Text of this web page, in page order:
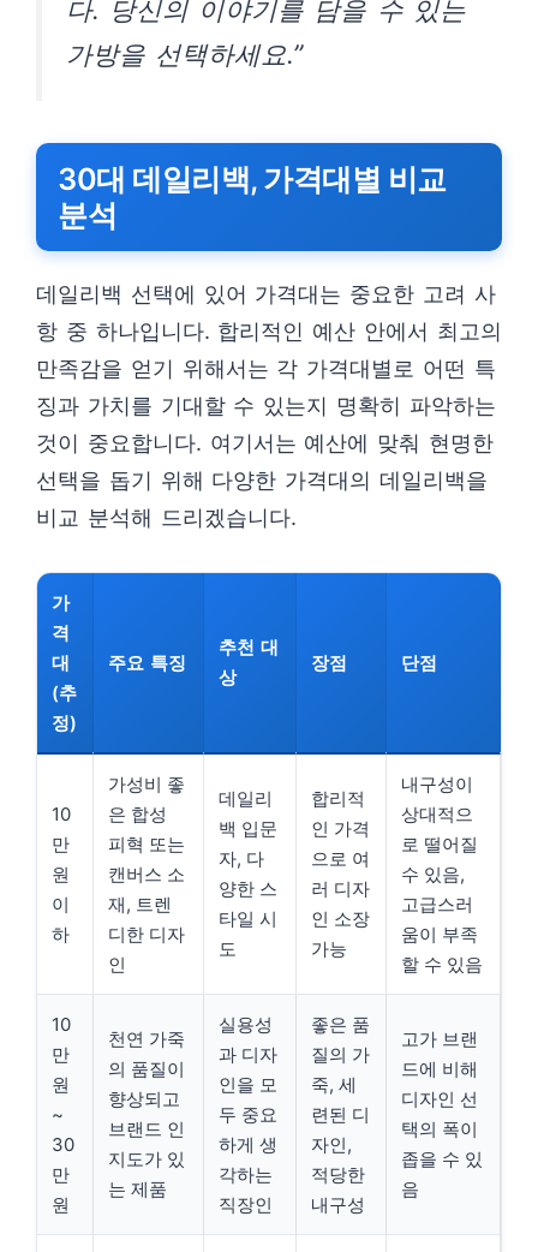
다. 당신의 이야기를 담을 수 있는
가방을 선택하세요.”
30대 데일리백, 가격대별 비교
분석
데일리백 선택에 있어 가격대는 중요한 고려 사
항 중 하나입니다. 합리적인 예산 안에서 최고의
만족감을 얻기 위해서는 각 가격대별로 어떤 특
징과 가치를 기대할 수 있는지 명확히 파악하는
것이 중요합니다. 여기서는 예산에 맞춰 현명한
선택을 돕기 위해 다양한 가격대의 데일리백을
비교 분석해 드리겠습니다.
가
격
대
(추
정)
주요 특징
추천 대
상
장점 단점
10
만
원
이
하
가성비 좋
은 합성
피혁 또는
캔버스 소
재, 트렌
디한 디자
인
데일리
백 입문
자, 다
양한 스
타일 시
도
합리적
인 가격
으로 여
러 디자
인 소장
가능
내구성이
상대적으
로 떨어질
수 있음,
고급스러
움이 부족
할 수 있음
10
만
원
~
30
만
원
천연 가죽
의 품질이
향상되고
브랜드 인
지도가 있
는 제품
실용성
과 디자
인을 모
두 중요
하게 생
각하는
직장인
좋은 품
질의 가
죽, 세
련된 디
자인,
적당한
내구성
고가 브랜
드에 비해
디자인 선
택의 폭이
좁을 수 있
음